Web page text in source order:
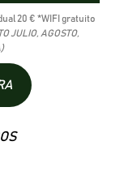
20 € *WIFI gratuito
JULIO, AGOSTO,